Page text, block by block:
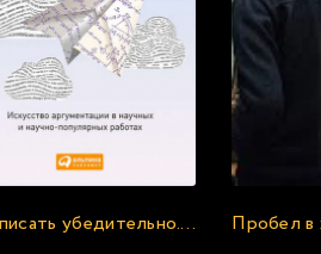
Как писать убедительно. Искусство аргументации в научных и научно-популярных работах - Джеральд Графф, Кэти Биркенштайн